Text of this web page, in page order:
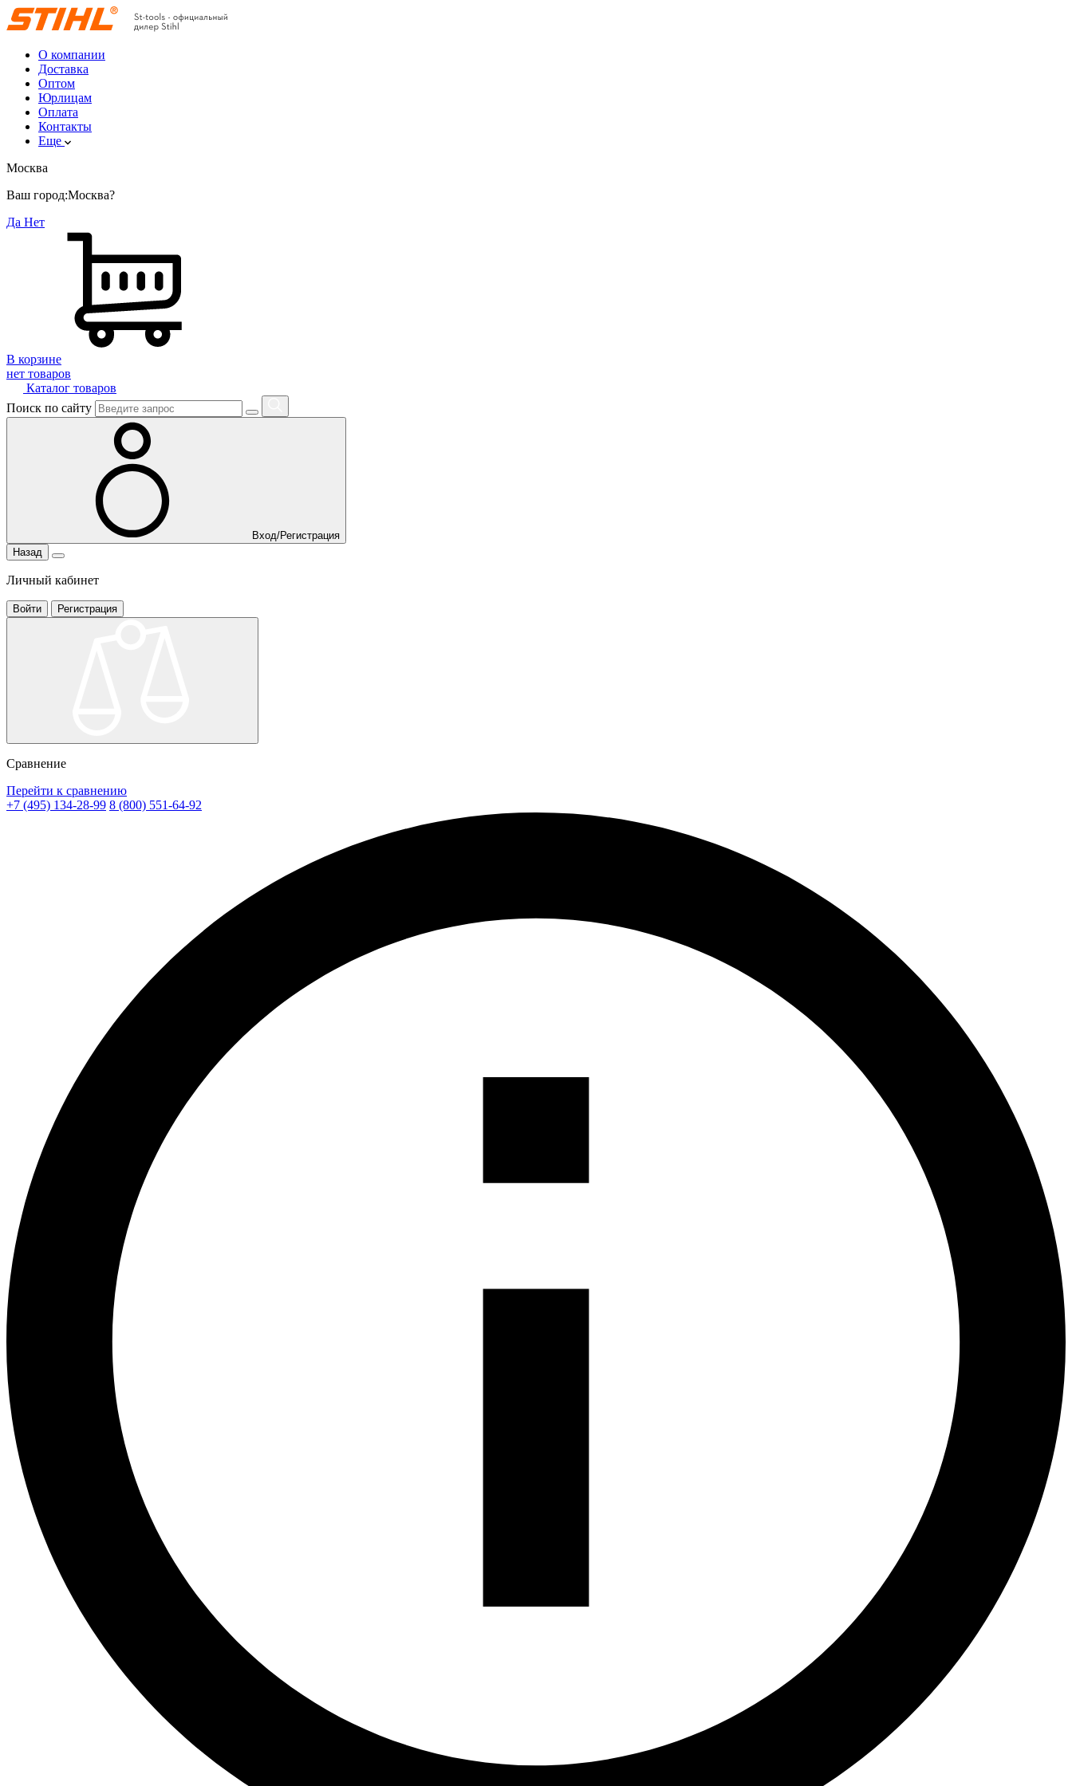
О компании
Доставка
Оптом
Юрлицам
Оплата
Контакты
Еще
Москва
Ваш город:Москва?
Да Нет
В корзине
нет товаров
Каталог товаров
Поиск по сайту
Вход/Регистрация
Назад
Личный кабинет
Войти Регистрация
Сравнение
Перейти к сравнению
+7 (495) 134-28-99 8 (800) 551-64-92